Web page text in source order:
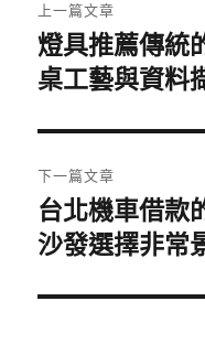
章
導
覽
上一篇文章
上
一
文
章:
燈具推薦傳統
桌工藝與資料
下一篇文章
下
一
文
台北機車借款
沙發選擇非常